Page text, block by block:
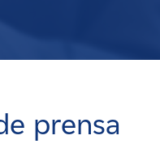
prensa